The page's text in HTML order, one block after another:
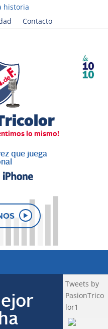
historia
Contacto
que juega
Tweets by
PasionTrico
lor1